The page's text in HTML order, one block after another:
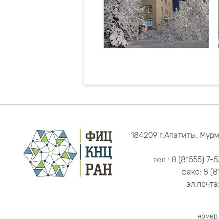
Оценка основана на
фильтрационно-
за
184209 г.Апатиты,
тел.: 8 (81555) 7-
факс: 8
эл.почта:
номер